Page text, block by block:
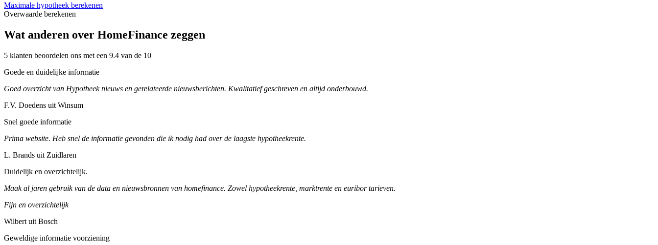
Maximale hypotheek berekenen
Overwaarde berekenen
Wat anderen over HomeFinance zeggen
5 klanten beoordelen ons met een 9.4 van de 10
Goede en duidelijke informatie
Goed overzicht van Hypotheek nieuws en gerelateerde nieuwsberichten. Kwalitatief geschreven en altijd onderbouwd.
F.V. Doedens uit Winsum
Snel goede informatie
Prima website. Heb snel de informatie gevonden die ik nodig had over de laagste hypotheekrente.
L. Brands uit Zuidlaren
Duidelijk en overzichtelijk.
Maak al jaren gebruik van de data en nieuwsbronnen van homefinance. Zowel hypotheekrente, marktrente en euribor tarieven.
Fijn en overzichtelijk
Wilbert uit Bosch
Geweldige informatie voorziening